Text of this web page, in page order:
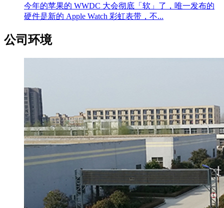
今年的苹果的 WWDC 大会彻底「软」了，唯一发布的
硬件是新的 Apple Watch 彩虹表带，不...
公司环境